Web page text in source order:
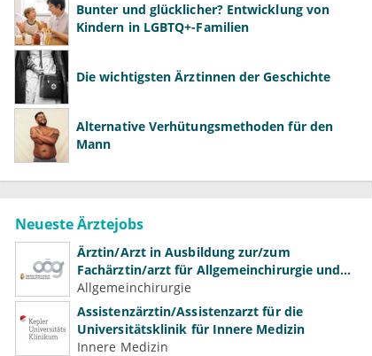
Bunter und glücklicher? Entwicklung von
Kindern in LGBTQ+-Familien
Die wichtigsten Ärztinnen der Geschichte
Alternative Verhütungsmethoden für den
Mann
Neueste Ärztejobs
Ärztin/Arzt in Ausbildung zur/zum
Fachärztin/arzt für Allgemeinchirurgie und
Gefäßchirurgie
Allgemeinchirurgie
Assistenzärztin/Assistenzarzt für die
Universitätsklinik für Innere Medizin
Innere Medizin